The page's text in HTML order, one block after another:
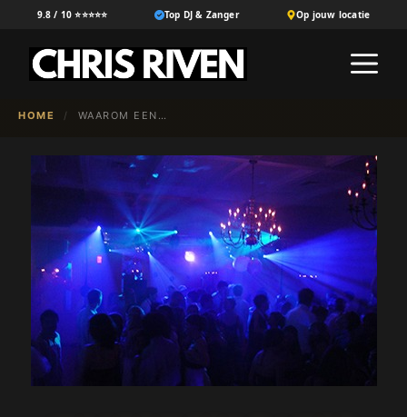
9.8 / 10 ⭐⭐⭐⭐⭐ Top DJ & Zanger Op jouw locatie
HOME / WAAROM EEN DJ MET GOEDE REMIXEN JOUW BRUILOFT ONVERGETELIJK MAAKT